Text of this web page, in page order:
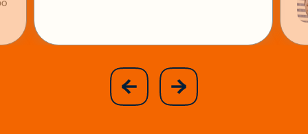
previous
slide
next
slide